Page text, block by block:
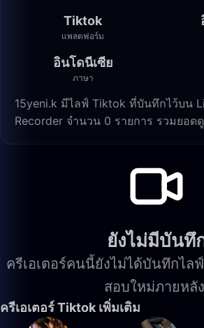
Tiktok
แพลตฟอร์ม
อินโดนีเซีย
ภาษา
15yeni.k มีไลฟ์ Tiktok ที่บันทึกไว้บน
Recorder จำนวน 0 รายการ รวมยอด
ยังไม่มีบันทึ
ครีเอเตอร์คนนี้ยังไม่ได้บันทึกไล
สอบใหม่ภายหลั
ครีเอเตอร์ Tiktok เพิ่มเติม